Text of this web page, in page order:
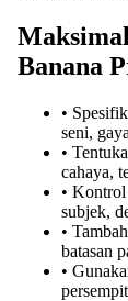
Banana
•
seni,
•
cahaya,
• Kontrol
subjek,
•
batasan
•